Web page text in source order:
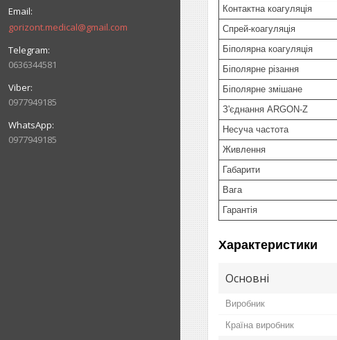
gorizont.medical@gmail.com
0636344581
0977949185
0977949185
Контактна коагуляція
Спрей-коагуляція
Біполярна коагуляція
Біполярне різання
Біполярне змішане
З'єднання ARGON-Z
Несуча частота
Живлення
Габарити
Вага
Гарантія
Характеристики
Основні
Виробник
Країна виробник